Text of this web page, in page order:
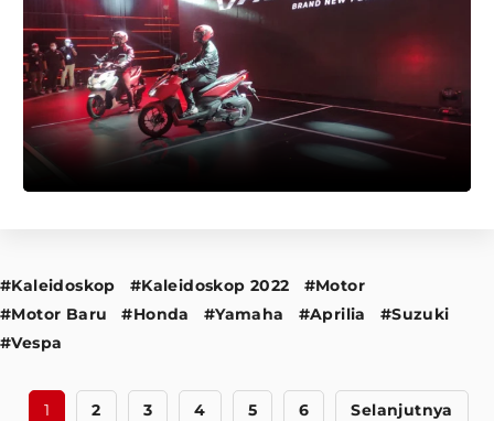
#Kaleidoskop #Kaleidoskop 2022
#Motor
#Motor Baru
#Honda #Yamaha #Aprilia
#Suzuki
#Vespa
1 2 3 4 5 6 Selanjutnya